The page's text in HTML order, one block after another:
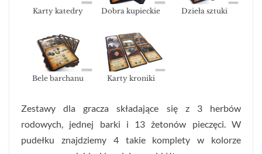
Karty katedry Dobra kupieckie Dzieła sztuki
Bele barchanu Karty kroniki
Zestawy dla gracza składające się z 3 herbów
rodowych, jednej barki i 13 żetonów pieczęci. W
pudełku znajdziemy 4 takie komplety w kolorze